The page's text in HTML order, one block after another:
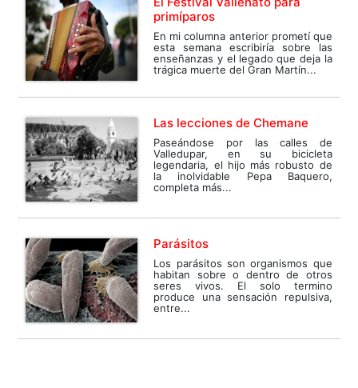
primíparos
En mi columna anterior prometí que
esta semana escribiría sobre las
enseñanzas y el legado que deja la
trágica muerte del Gran Martín...
Las lecciones de Chemane
Paseándose por las calles de
Valledupar, en su bicicleta
legendaria, el hijo más robusto de
la inolvidable Pepa Baquero,
completa más...
Parásitos
Los parásitos son organismos que
habitan sobre o dentro de otros
seres vivos. El solo termino
produce una sensación repulsiva,
entre...